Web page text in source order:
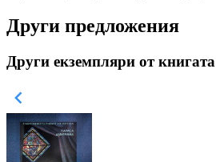
Други предложения
Други екземпляри от книгата